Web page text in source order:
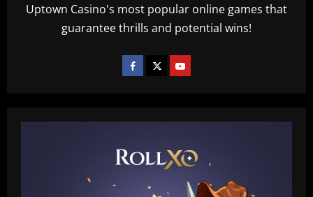
Uptown Casino's most popular online games that
guarantee thrills and potential wins!